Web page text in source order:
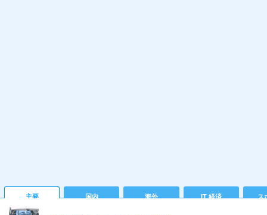
主要 国内 海外 IT 経済 ス